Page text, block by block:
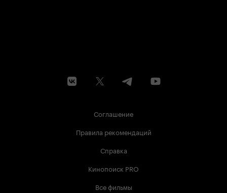
Соглашение
Правила рекомендаций
Справка
Кинопоиск PRO
Все фильмы